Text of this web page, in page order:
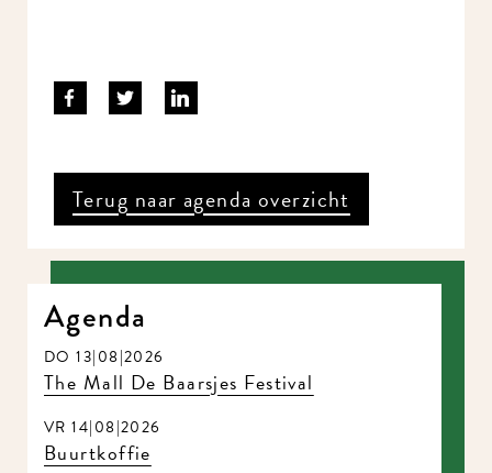
Terug naar agenda overzicht
Agenda
DO 13|08|2026
The Mall De Baarsjes Festival
VR 14|08|2026
Buurtkoffie